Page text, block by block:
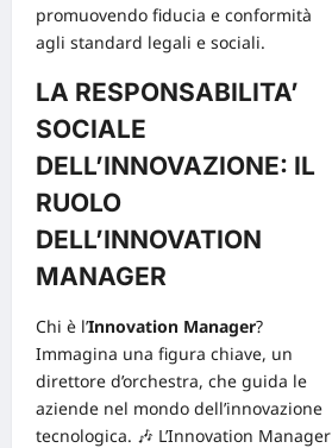
promuovendo fiducia e conformità
agli standard legali e sociali.
LA RESPONSABILITA’
SOCIALE
DELL’INNOVAZIONE: IL
RUOLO
DELL’INNOVATION
MANAGER
Chi è l’Innovation Manager?
Immagina una figura chiave, un
direttore d’orchestra, che guida le
aziende nel mondo dell’innovazione
tecnologica. 🎶 L’Innovation Manager